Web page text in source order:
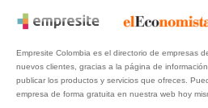
Empresite Colombia es el directorio de empresas
nuevos clientes, gracias a la página de
publicar los productos y servicios que ofreces.
empresa de forma gratuita en nuestra web hoy